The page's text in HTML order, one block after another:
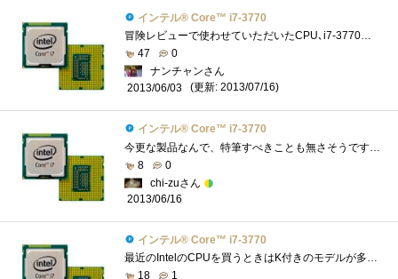
インテル® Core™ i7-3770
冒険レビューで使わせていただいたCPU､i7-3770です｡これのK付きを持ってるので､レビューをするまでただの無印と思ってました｡スペック自体は...
47
0
ナンチャンさん
2013/06/03
(更新: 2013/07/16)
インテル® Core™ i7-3770
今更な製品なんで、特筆すべきことも無さそうですが。とりあえず、久しぶりにリテールクーラーで使ってみましたが、相変わらずというか、酷�...
8
0
chi-zuさん
2013/06/16
インテル® Core™ i7-3770
最近のIntelのCPUを買うときはK付きのモデルが多いのですが、こちらはKなしモデル。実際、K付きモデルを買ってもオーバークロックとかはあまりや...
18
1